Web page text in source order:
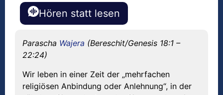
Hören statt lesen
Parascha Wajera (Bereschit/Genesis 18:1 –
22:24)
Wir leben in einer Zeit der „mehrfachen
religiösen Anbindung oder Anlehnung“, in der